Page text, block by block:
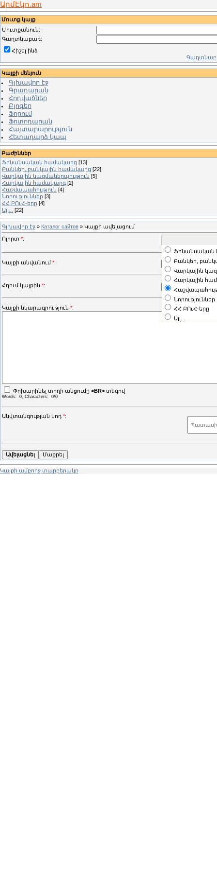
ԱրմԷկո.am
Մուտք կայք
Մուտքանուն:
Գաղտնաբառ:
Հիշել ինձ
Կայքի մենյուն
Գլխավոր էջ
Գրադարան
Հոդվածներ
Բլոգեր
Ֆորում
Ֆոտոդարան
Հայտարարություն
Հետադարձ կապ
Բաժիններ
Ֆինանսական համակարգ [13]
Բանկեր, բանկային համակարգ [22]
Վարկային կազմակերպություն [5]
Հարկային համակարգ [2]
Հաշվապահություն [4]
Նորություններ [3]
ՀՀ ԲՈւՀ-երը [4]
Այլ...
[22]
Գլխավոր էջ » Каталог сайтов » Կայքի ավելացում
Ոլորտ *:
Ֆինանսական
Բանկեր,
Վարկային
Հարկային
Նորություններ
ՀՀ ԲՈւՀ-երը
Այլ...
Կայքի անվանում *:
Հղում կայքին *:
Կայքի նկարագրություն *:
Փոխարինել տողի անցումը <BR> տեգով
Words: 0, Characters: 0/0
Անվտանգության կոդ *:
Կայքի ամբողջ տարբերակը